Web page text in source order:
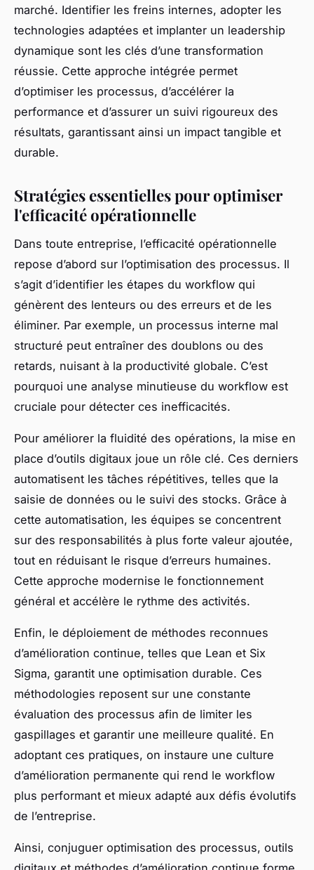
marché. Identifier les freins internes, adopter les
technologies adaptées et implanter un leadership
dynamique sont les clés d’une transformation
réussie. Cette approche intégrée permet
d’optimiser les processus, d’accélérer la
performance et d’assurer un suivi rigoureux des
résultats, garantissant ainsi un impact tangible et
durable.
Stratégies essentielles pour optimiser
l'efficacité opérationnelle
Dans toute entreprise, l’efficacité opérationnelle
repose d’abord sur l’optimisation des processus. Il
s’agit d’identifier les étapes du workflow qui
génèrent des lenteurs ou des erreurs et de les
éliminer. Par exemple, un processus interne mal
structuré peut entraîner des doublons ou des
retards, nuisant à la productivité globale. C’est
pourquoi une analyse minutieuse du workflow est
cruciale pour détecter ces inefficacités.
Pour améliorer la fluidité des opérations, la mise en
place d’outils digitaux joue un rôle clé. Ces derniers
automatisent les tâches répétitives, telles que la
saisie de données ou le suivi des stocks. Grâce à
cette automatisation, les équipes se concentrent
sur des responsabilités à plus forte valeur ajoutée,
tout en réduisant le risque d’erreurs humaines.
Cette approche modernise le fonctionnement
général et accélère le rythme des activités.
Enfin, le déploiement de méthodes reconnues
d’amélioration continue, telles que Lean et Six
Sigma, garantit une optimisation durable. Ces
méthodologies reposent sur une constante
évaluation des processus afin de limiter les
gaspillages et garantir une meilleure qualité. En
adoptant ces pratiques, on instaure une culture
d’amélioration permanente qui rend le workflow
plus performant et mieux adapté aux défis évolutifs
de l’entreprise.
Ainsi, conjuguer optimisation des processus, outils